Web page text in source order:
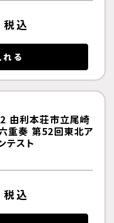
税込
れる
由利本荘市立尾崎
重奏 第52回東北ア
テスト
税込